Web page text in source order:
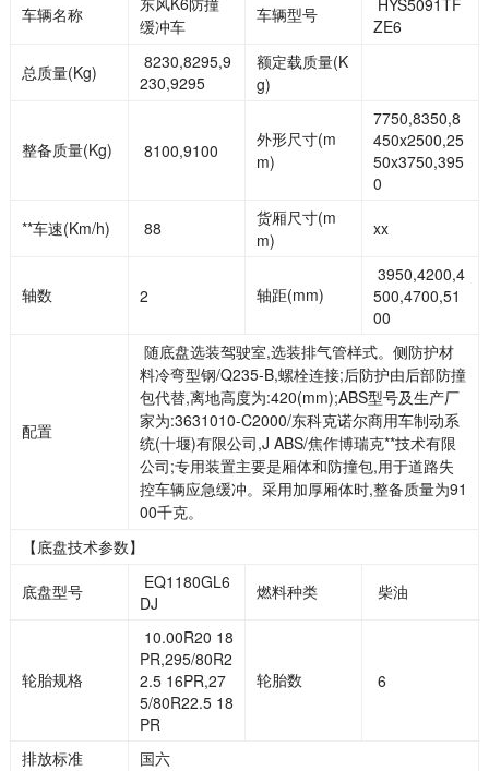
车辆名称
缓冲车
车辆型号
HYS5091TF
ZE6
总质量(Kg)
8230,8295,9
230,9295
额定载质量(K
g)
整备质量(Kg) 8100,9100
外形尺寸(m
m)
7750,8350,8
450x2500,25
50x3750,395
0
**车速(Km/h) 88
货厢尺寸(m
m)
xx
轴数 2 轴距(mm)
3950,4200,4
500,4700,51
00
配置
随底盘选装驾驶室,选装排气管样式。侧防护材
料冷弯型钢/Q235-B,螺栓连接;后防护由后部防撞
包代替,离地高度为:420(mm);ABS型号及生产厂
家为:3631010-C2000/东科克诺尔商用车制动系
统(十堰)有限公司,J ABS/焦作博瑞克**技术有限
公司;专用装置主要是厢体和防撞包,用于道路失
控车辆应急缓冲。采用加厚厢体时,整备质量为91
00千克。
【底盘技术参数】
底盘型号
EQ1180GL6
DJ
燃料种类 柴油
轮胎规格
10.00R20 18
PR,295/80R2
2.5 16PR,27
5/80R22.5 18
PR
轮胎数 6
排放标准 国六